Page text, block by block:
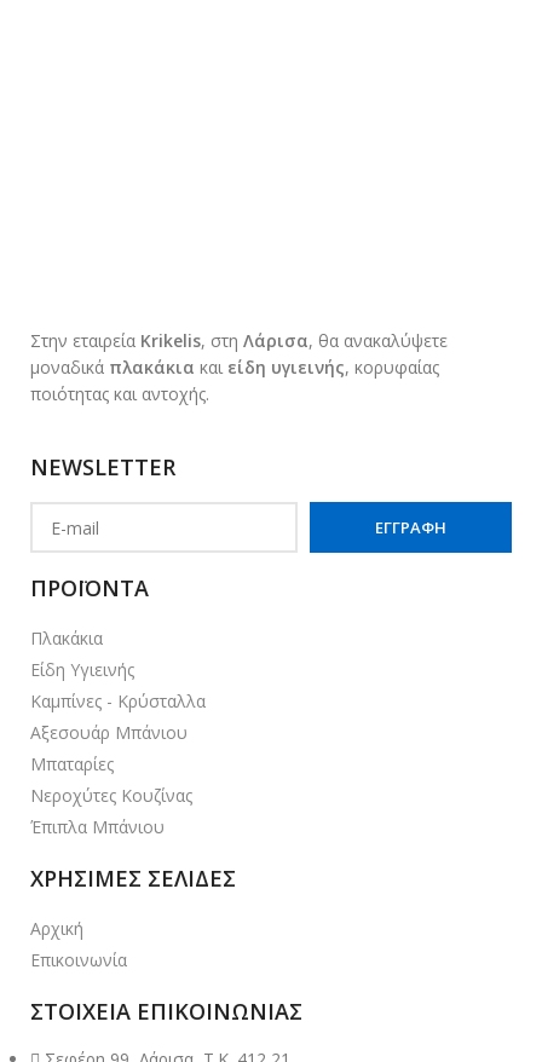
Στην εταιρεία Krikelis, στη Λάρισα, θα ανακαλύψετε
μοναδικά πλακάκια και είδη υγιεινής, κορυφαίας
ποιότητας και αντοχής.
NEWSLETTER
ΠΡΟΪΟΝΤΑ
Πλακάκια
Είδη Υγιεινής
Καμπίνες - Κρύσταλλα
Αξεσουάρ Μπάνιου
Μπαταρίες
Νεροχύτες Κουζίνας
Έπιπλα Μπάνιου
ΧΡΗΣΙΜΕΣ ΣΕΛΙΔΕΣ
Αρχική
Επικοινωνία
ΣΤΟΙΧΕΙΑ ΕΠΙΚΟΙΝΩΝΙΑΣ